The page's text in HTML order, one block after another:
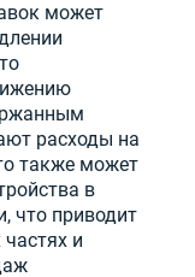
может
расходы на
также может
в
что приводит
и